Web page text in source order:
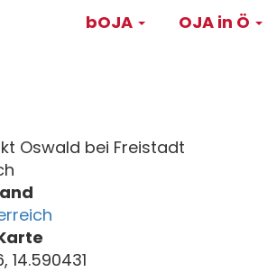
Main
bOJA OJA in Ö
Oswald bei Freistadt
14.590431